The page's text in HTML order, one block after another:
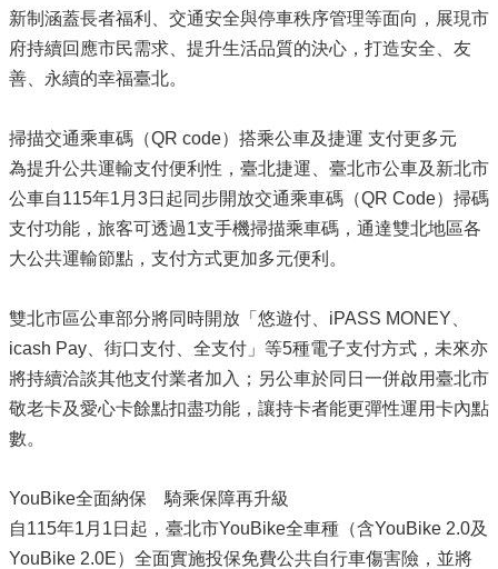
新制涵蓋長者福利、交通安全與停車秩序管理等面向，展現市
府持續回應市民需求、提升生活品質的決心，打造安全、友
善、永續的幸福臺北。
掃描交通乘車碼（QR code）搭乘公車及捷運 支付更多元
為提升公共運輸支付便利性，臺北捷運、臺北市公車及新北市
公車自115年1月3日起同步開放交通乘車碼（QR Code）掃碼
支付功能，旅客可透過1支手機掃描乘車碼，通達雙北地區各
大公共運輸節點，支付方式更加多元便利。
雙北市區公車部分將同時開放「悠遊付、iPASS MONEY、
icash Pay、街口支付、全支付」等5種電子支付方式，未來亦
將持續洽談其他支付業者加入；另公車於同日一併啟用臺北市
敬老卡及愛心卡餘點扣盡功能，讓持卡者能更彈性運用卡內點
數。
YouBike全面納保 騎乘保障再升級
自115年1月1日起，臺北市YouBike全車種（含YouBike 2.0及
YouBike 2.0E）全面實施投保免費公共自行車傷害險，並將